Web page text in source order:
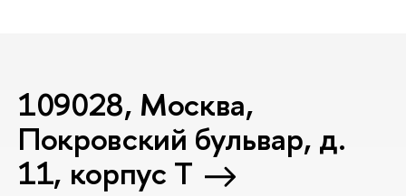
109028, Москва,
Покровский бульвар, д.
11, корпус T